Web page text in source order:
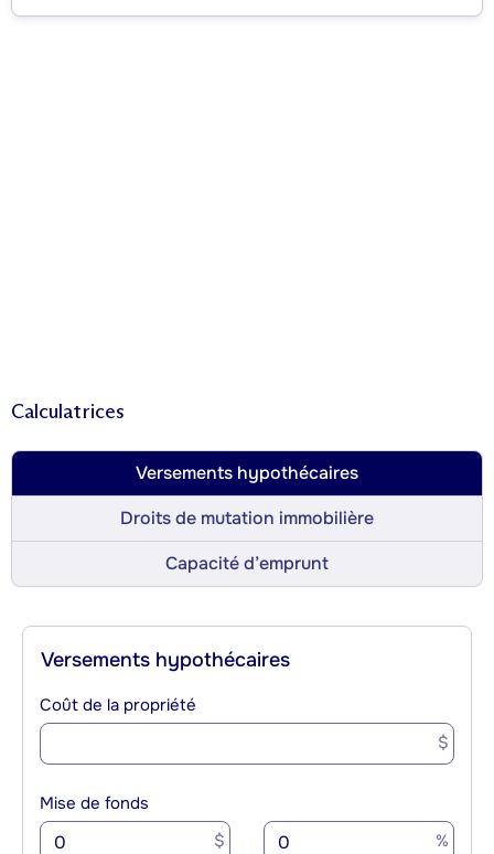
Calculatrices
Versements hypothécaires
Droits de mutation immobilière
Capacité d’emprunt
Versements hypothécaires
Coût de la propriété
$
Mise de fonds
$ %